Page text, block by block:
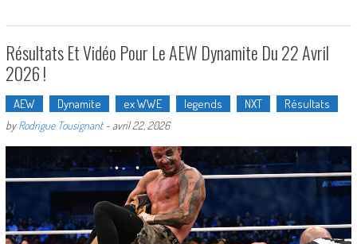
Résultats Et Vidéo Pour Le AEW Dynamite Du 22 Avril
2026 !
AEW Dynamite ex WWE legends NXT Résultats
byRodrigue Tousignant- avril 22, 2026